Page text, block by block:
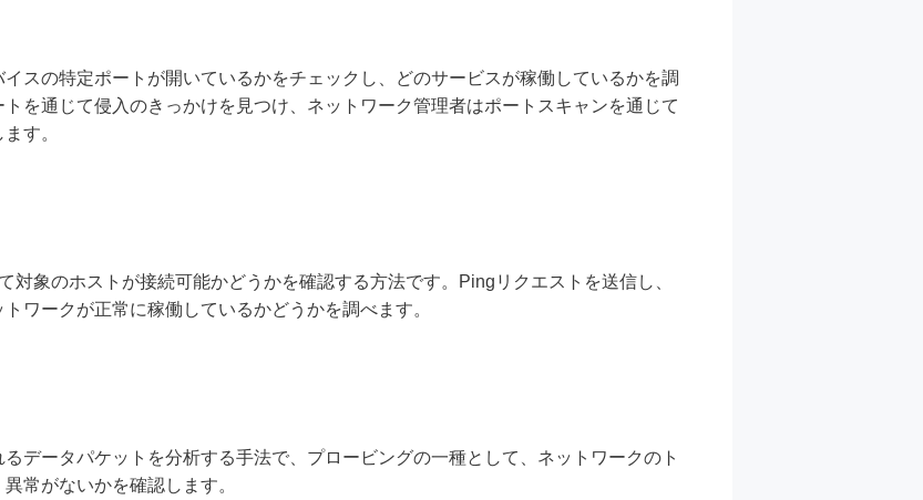
スの特定ポートが開いているかをチェックし、どのサービスが稼働しているかを調
を通じて侵入のきっかけを見つけ、ネットワーク管理者はポートスキャンを通じて
す。
対象のホストが接続可能かどうかを確認する方法です。Pingリクエストを送信し、
ワークが正常に稼働しているかどうかを調べます。
データパケットを分析する手法で、プロービングの一種として、ネットワークのト
常がないかを確認します。